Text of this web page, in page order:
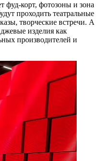
фуд-корт, фотозоны и зона
проходить театральные
творческие встречи. А
изделия как
производителей и